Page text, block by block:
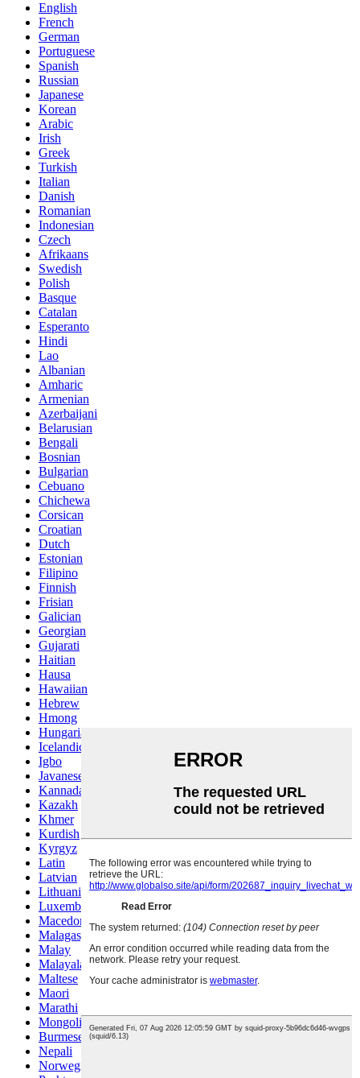
English
French
German
Portuguese
Spanish
Russian
Japanese
Korean
Arabic
Irish
Greek
Turkish
Italian
Danish
Romanian
Indonesian
Czech
Afrikaans
Swedish
Polish
Basque
Catalan
Esperanto
Hindi
Lao
Albanian
Amharic
Armenian
Azerbaijani
Belarusian
Bengali
Bosnian
Bulgarian
Cebuano
Chichewa
Corsican
Croatian
Dutch
Estonian
Filipino
Finnish
Frisian
Galician
Georgian
Gujarati
Haitian
Hausa
Hawaiian
Hebrew
Hmong
Hungarian
Icelandic
Igbo
Javanese
Kannada
Kazakh
Khmer
Kurdish
Kyrgyz
Latin
Latvian
Lithuanian
Luxembou..
Macedonian
Malagasy
Malay
Malayalam
Maltese
Maori
Marathi
Mongolian
Burmese
Nepali
Norwegian